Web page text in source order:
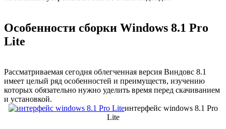
Особенности сборки Windows 8.1 Pro
Lite
Рассматриваемая сегодня облегченная версия Виндовс 8.1
имеет целый ряд особенностей и преимуществ, изучению
которых обязательно нужно уделить время перед скачиванием
и установкой.
интерфейс windows 8.1 Pro
Lite